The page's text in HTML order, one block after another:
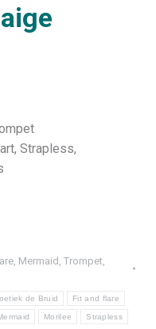
Strapless,
Mermaid, Trompet
de Bruid Fit and flare
Morilee Strapless